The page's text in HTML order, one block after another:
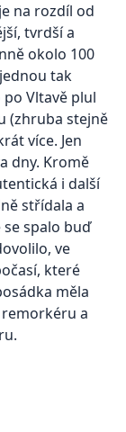
na rozdíl od
tvrdší a
okolo 100
tak
Vltavě plul
(zhruba stejně
více. Jen
dny. Kromě
i další
střídala a
spalo buď
ve
které
měla
a